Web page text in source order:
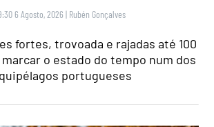
6 Agosto, 2026 | Rubén Gonçalves
fortes, trovoada e rajadas até 100
o estado do tempo num dos
portugueses